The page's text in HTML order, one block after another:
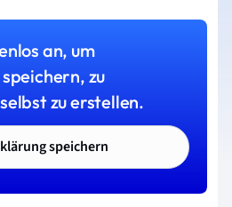
an, um
zu
zu erstellen.
speichern